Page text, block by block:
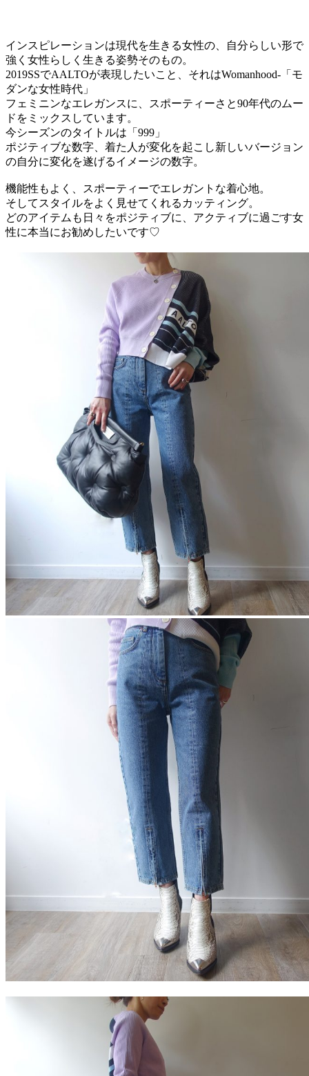
インスピレーションは現代を生きる女性の、自分らしい形で
強く女性らしく生きる姿勢そのもの。
2019SSでAALTOが表現したいこと、それはWomanhood-「モ
ダンな女性時代」
フェミニンなエレガンスに、スポーティーさと90年代のムー
ドをミックスしています。
今シーズンのタイトルは「999」
ポジティブな数字、着た人が変化を起こし新しいバージョン
の自分に変化を遂げるイメージの数字。
機能性もよく、スポーティーでエレガントな着心地。
そしてスタイルをよく見せてくれるカッティング。
どのアイテムも日々をポジティブに、アクティブに過ごす女
性に本当にお勧めしたいです♡